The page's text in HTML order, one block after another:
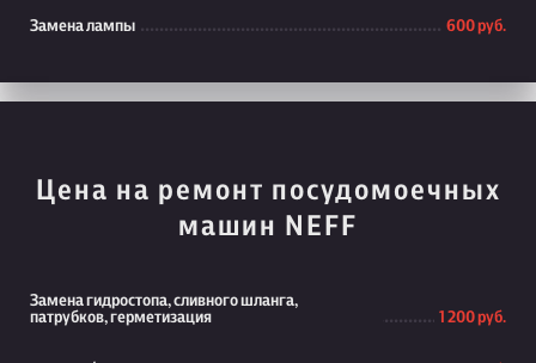
Замена лампы 600 руб.
Цена на ремонт посудомоечных
машин NEFF
Замена гидростопа, сливного шланга,
патрубков, герметизация
1 200 руб.